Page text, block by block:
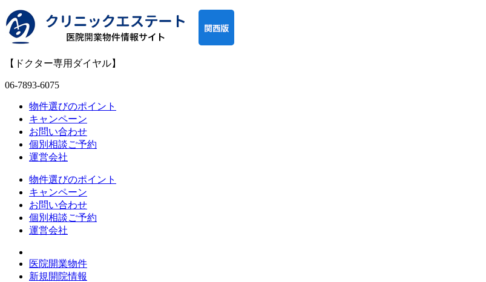
【ドクター専用ダイヤル】
06-7893-6075
物件選びのポイント
キャンペーン
お問い合わせ
個別相談ご予約
運営会社
物件選びのポイント
キャンペーン
お問い合わせ
個別相談ご予約
運営会社
医院開業物件
新規開院情報